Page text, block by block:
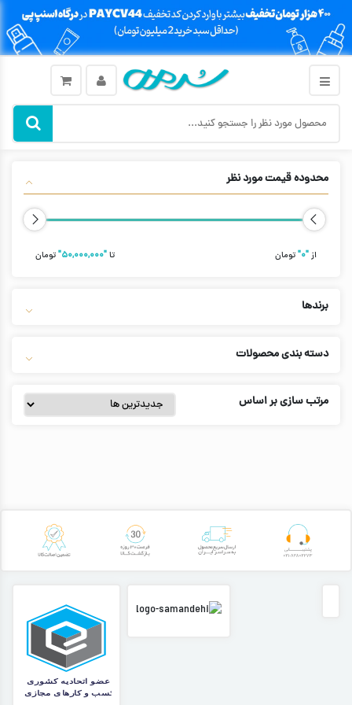
محدوده قیمت مورد نظر
از"۰" تومان تا"۵۰,۰۰۰,۰۰۰" تومان
برندها
دسته بندی محصولات
مرتب سازی بر اساس